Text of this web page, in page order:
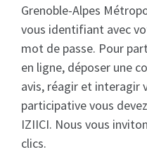
Grenoble-Alpes
vous identifiant avec
mot de passe. Pour
en ligne, déposer une
avis, réagir et interagir
participative vous
IZIICI. Nous vous
clics.